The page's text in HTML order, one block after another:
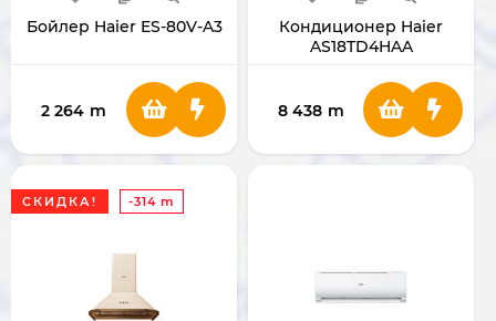
Бойлер Haier ES-80V-A3
2 264 m
Кондиционер Haier
AS18TD4HAA
8 438 m
СКИДКА! -314 m